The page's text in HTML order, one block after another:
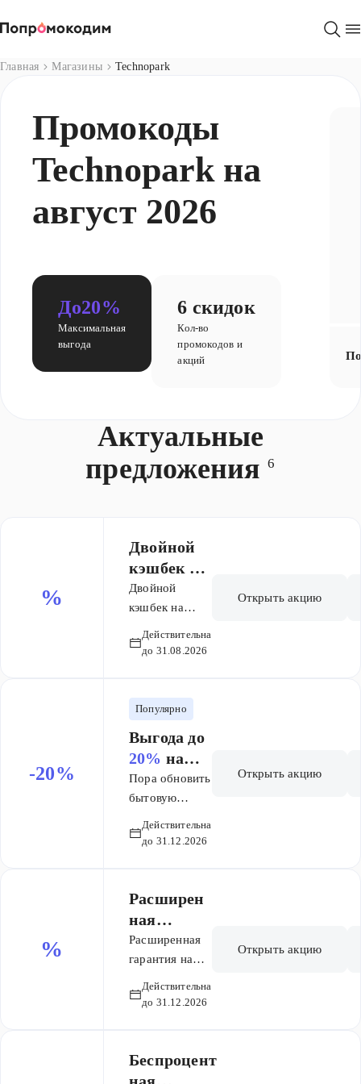
Главная Магазины Technopark
Промокоды
Technopark на
август 2026
До20%
Максимальная
выгода
6 скидок
Кол-во
промокодов и
акций
Актуальные
предложения 6
%
Двойной
кэшбек на
товары
для мам и
малышей
Двойной
кэшбек на
модели
малышей.
Действительна
до 31.08.2026
Открыть акцию
-20%
Популярно
Выгода до
20% на
бытовую
технику
Пора обновить
бытовую
Специальные
Выбирайте
дома и
Действительна
до 31.12.2026
Открыть акцию
%
Расширен
ная
гарантия
на товары
бренда
Liebherr
Расширенная
гарантия на
Правильное
актуально в
Действительна
до 31.12.2026
Открыть акцию
Беспроцент